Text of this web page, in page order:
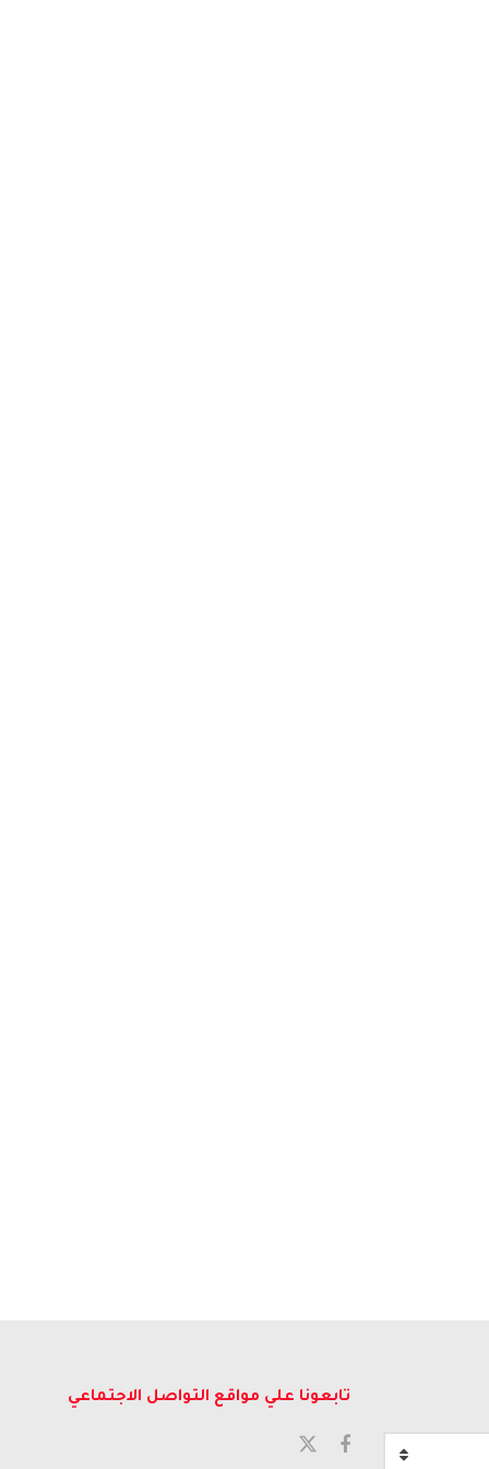
تابعونا علي مواقع التواصل الاجتماعي